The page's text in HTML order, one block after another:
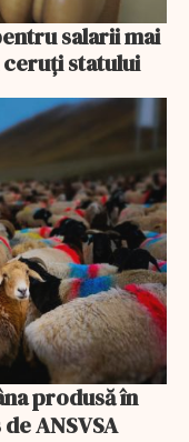
salarii mai
statului
ANSVSA